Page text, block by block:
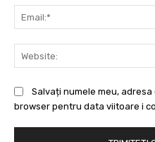
Salvați numele meu,
browser pentru data viitoare i